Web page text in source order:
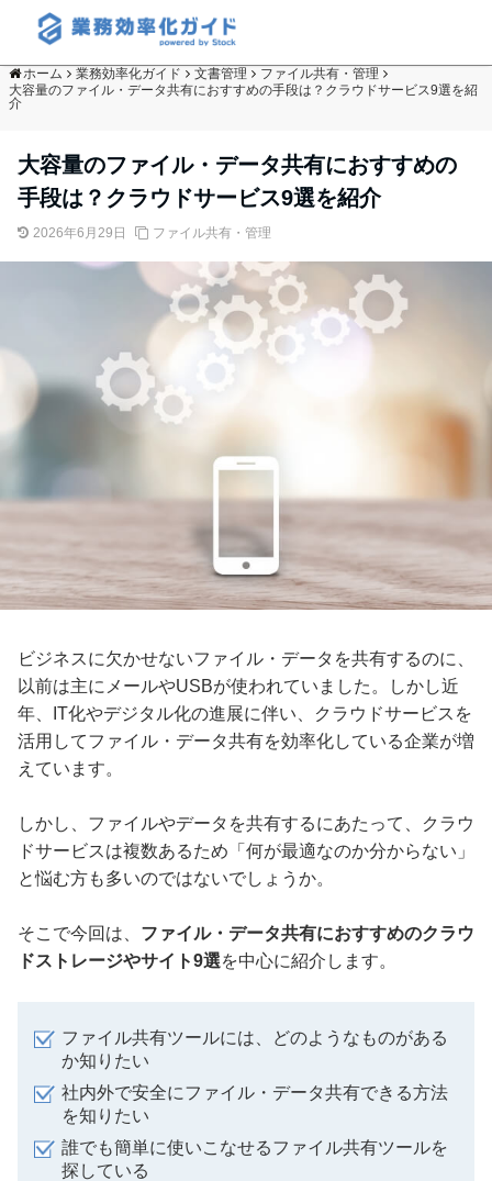
ホーム 業務効率化ガイド 文書管理
ファイル共有・管理
大容量のファイル・データ共有におすすめの手段は？クラウドサービス9選を紹
介
大容量のファイル・データ共有におすすめの
手段は？クラウドサービス9選を紹介
2026年6月29日 ファイル共有・管理
ビジネスに欠かせないファイル・データを共有するのに、
以前は主にメールやUSBが使われていました。しかし近
年、IT化やデジタル化の進展に伴い、クラウドサービスを
活用してファイル・データ共有を効率化している企業が増
えています。
しかし、ファイルやデータを共有するにあたって、クラウ
ドサービスは複数あるため「何が最適なのか分からない」
と悩む方も多いのではないでしょうか。
そこで今回は、 ファイル・データ共有におすすめのクラウ
ドストレージやサイト9選を中心に紹介します。
ファイル共有ツールには、どのようなものがある
か知りたい
社内外で安全にファイル・データ共有できる方法
を知りたい
誰でも簡単に使いこなせるファイル共有ツールを
探している